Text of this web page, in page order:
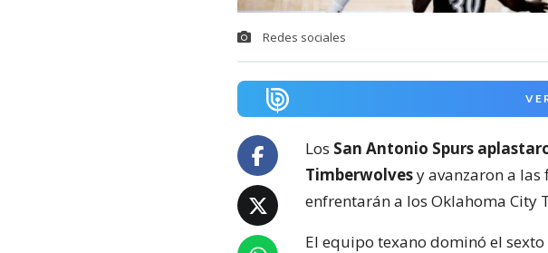
Redes sociales
Los San Antonio Spurs
Timberwolvesy avanzaron a las
enfrentarán a los Oklahoma City
El equipo texano dominó el